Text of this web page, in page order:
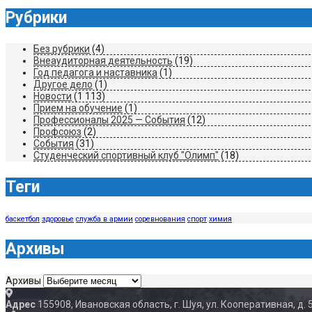
Рубрики
Без рубрики (4)
Внеаудиторная деятельность (19)
Год педагога и наставника (1)
Другое дело (1)
Новости (1 113)
Прием на обучение (1)
Профессионалы 2025 — События (12)
Профсоюз (2)
События (31)
Студенческий спортивный клуб "Олимп" (18)
Теги
баскетбол здоровье служба в армии соревнования спорт химия
Архивы
Архивы
Адрес 155908, Ивановская область, г. Шуя, ул. Кооперативная, д.